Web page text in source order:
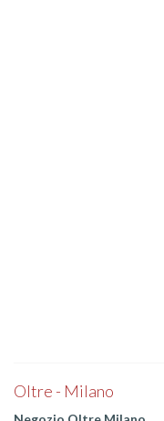
Oltre - Milano